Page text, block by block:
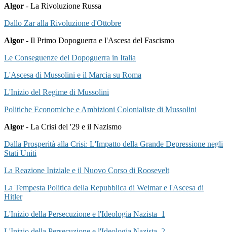
Algor - La Rivoluzione Russa
Dallo Zar alla Rivoluzione d'Ottobre
Algor - Il Primo Dopoguerra e l'Ascesa del Fascismo
Le Conseguenze del Dopoguerra in Italia
L'Ascesa di Mussolini e il Marcia su Roma
L'Inizio del Regime di Mussolini
Politiche Economiche e Ambizioni Colonialiste di Mussolini
Algor - La Crisi del '29 e il Nazismo
Dalla Prosperità alla Crisi: L'Impatto della Grande Depressione negli
Stati Uniti
La Reazione Iniziale e il Nuovo Corso di Roosevelt
La Tempesta Politica della Repubblica di Weimar e l'Ascesa di
Hitler
L'Inizio della Persecuzione e l'Ideologia Nazista 1